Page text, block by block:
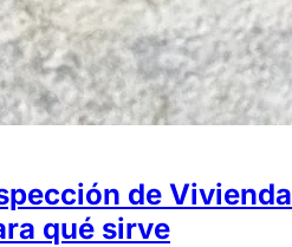
de Vivienda
qué sirve